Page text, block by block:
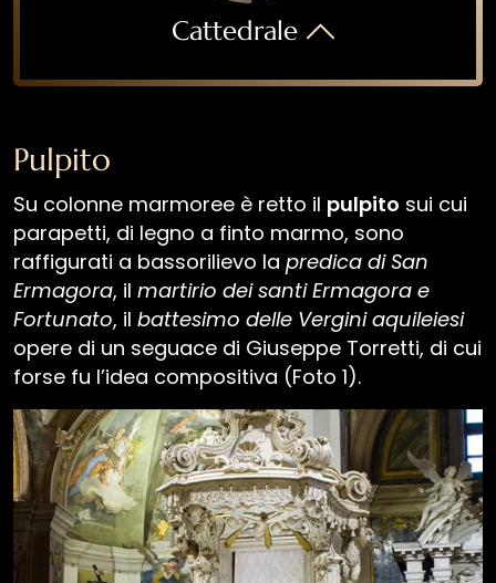
Cattedrale
Chiesa B.V.Purità
Chiese della parrocchia
Avvisi
Furlan Slovenščina English Deutsch
Cattedrale
Pulpito
Su colonne marmoree è retto il pulpito sui cui
parapetti, di legno a finto marmo, sono
raffigurati a bassorilievo la predica di San
Ermagora, il martirio dei santi Ermagora e
Fortunato, il battesimo delle Vergini aquileiesi
opere di un seguace di Giuseppe Torretti, di cui
forse fu l’idea compositiva (Foto 1).